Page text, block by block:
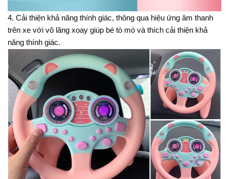
4. Cải thiện khả năng thính giác, thông qua hiệu ứng âm thanh
trên xe với vô lăng xoay giúp bé tò mò và thích cải thiện khả
năng thính giác.